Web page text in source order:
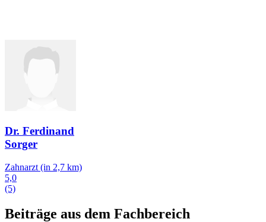
Dr. Ferdinand
Sorger
Zahnarzt (in 2,7 km)
5,0
(5)
Beiträge aus dem Fachbereich